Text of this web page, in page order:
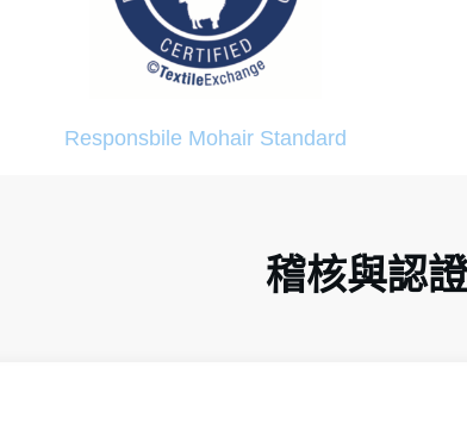
Responsbile Mohair Standard
稽核與認